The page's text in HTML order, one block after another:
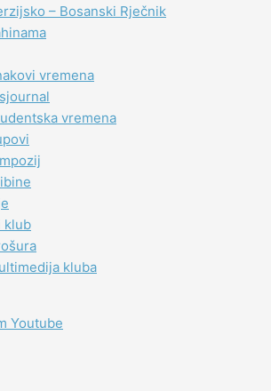
– Bosanski Rječnik
vremena
vremena
klub
kluba
Youtube